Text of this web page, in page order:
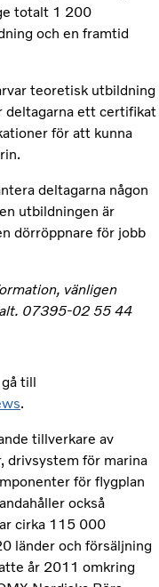
totalt 1 200
och en framtid
teoretisk utbildning
deltagarna ett certifikat
för att kunna
deltagarna någon
utbildningen är
dörröppnare för jobb
vänligen
07395-02 55 44
till
.
tillverkare av
drivsystem för marina
för flygplan
också
cirka 115 000
länder och försäljning
år 2011 omkring